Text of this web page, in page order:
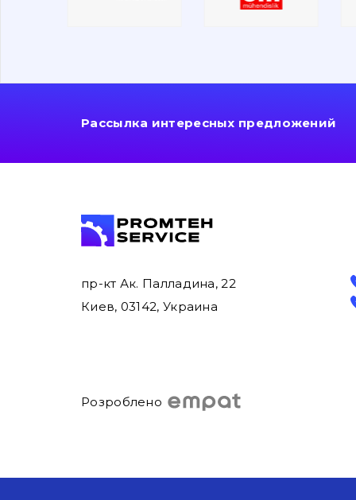
Рассылка интересных предложений
пр-кт Ак. Палладина, 22
Киев, 03142, Украина
Розроблено